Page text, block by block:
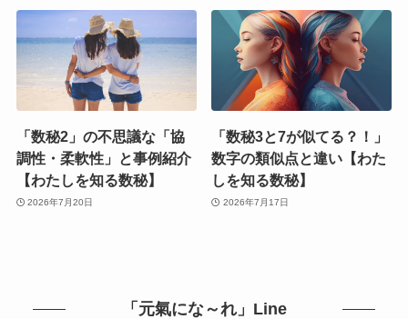
「数秘2」の不思議な「協
調性・柔軟性」と事例紹介
【わたしを知る数秘】
2026年7月20日
「数秘3と7が似てる？！」
数字の類似点と違い【わた
しを知る数秘】
2026年7月17日
「元氣にな～れ」Line